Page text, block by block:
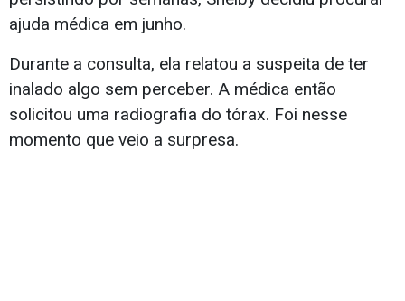
ajuda médica em junho.
Durante a consulta, ela relatou a suspeita de ter
inalado algo sem perceber. A médica então
solicitou uma radiografia do tórax. Foi nesse
momento que veio a surpresa.